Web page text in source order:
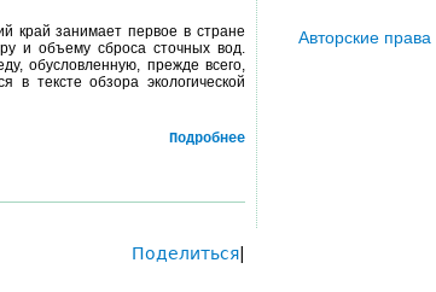
край занимает первое в стране
и объему сброса сточных вод.
обусловленную, прежде всего,
в тексте обзора экологической
Подробнее
Поделиться
Авторские права